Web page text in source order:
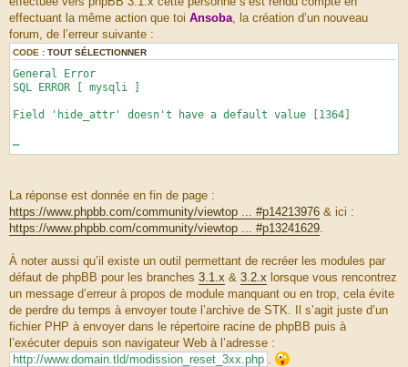
effectuant la même action que toi Ansoba , la création d’un nouveau
forum, de l’erreur suivante :
CODE : TOUT SÉLECTIONNER
General Error
SQL ERROR [ mysqli ]
Field 'hide_attr' doesn't have a default value [1364]
…
La réponse est donnée en fin de page :
https://www.phpbb.com/community/viewtop ... #p14213976 & ici :
https://www.phpbb.com/community/viewtop ... #p13241629
À noter aussi qu’il existe un outil permettant de recréer les modules par
défaut de phpBB pour les branches 3.1.x & 3.2.x lorsque vous rencontrez
un message d’erreur à propos de module manquant ou en trop, cela évite
de perdre du temps à envoyer toute l’archive de STK. Il s’agit juste d’un
fichier PHP à envoyer dans le répertoire racine de phpBB puis à
l’exécuter depuis son navigateur Web à l’adresse :
http://www.domain.tld/modission_reset_3xx.php